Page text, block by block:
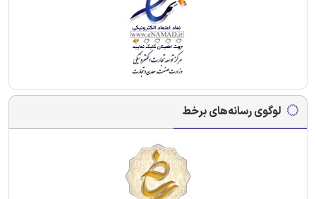
لوگوی رسانه‌های برخط